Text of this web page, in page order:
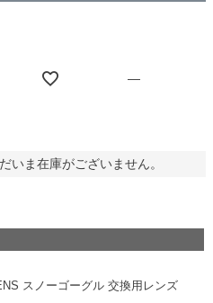
—
いま在庫がございません。
スノーゴーグル 交換用レンズ